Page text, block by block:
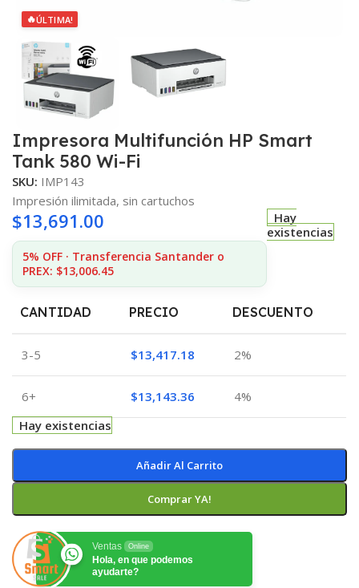
🔥ÚLTIMA!
Impresora Multifunción HP Smart
Tank 580 Wi-Fi
SKU: IMP143
Impresión ilimitada, sin cartuchos
$13,691.00
5% OFF · Transferencia Santander o
PREX: $13,006.45
Hay
existencias
CANTIDAD PRECIO DESCUENTO
3-5 $13,417.18 2%
6+ $13,143.36
4%
Hay existencias
Añadir Al Carrito
Comprar YA!
Ventas Online
Hola, en que podemos
ayudarte?